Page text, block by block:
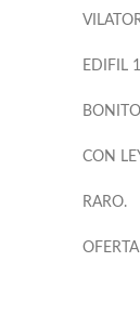
EDIFIL
CON
RARO.
OFERTA